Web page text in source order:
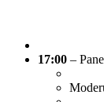
17:00 –